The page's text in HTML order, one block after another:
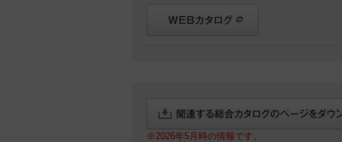
※2026年5月時の情報です。